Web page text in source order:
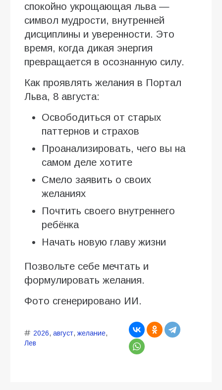
спокойно укрощающая льва —
символ мудрости, внутренней
дисциплины и уверенности. Это
время, когда дикая энергия
превращается в осознанную силу.
Как проявлять желания в Портал
Льва, 8 августа:
Освободиться от старых
паттернов и страхов
Проанализировать, чего вы на
самом деле хотите
Смело заявить о своих
желаниях
Почтить своего внутреннего
ребёнка
Начать новую главу жизни
Позвольте себе мечтать и
формулировать желания.
Фото сгенерировано ИИ.
2026, август, желание,
Лев